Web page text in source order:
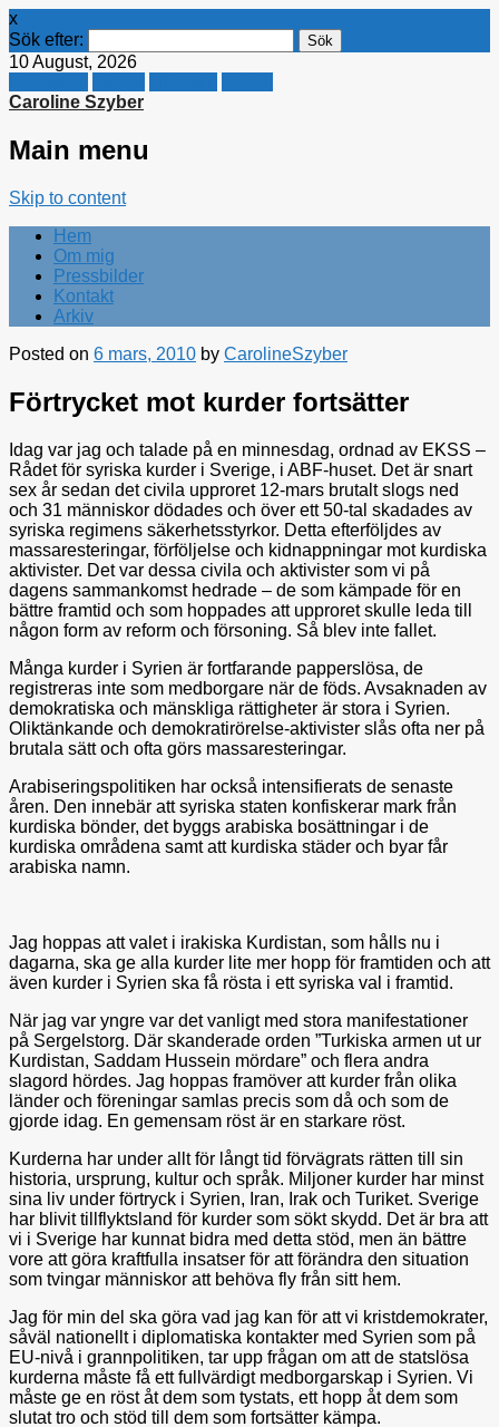
x
Sök efter:
10 August, 2026
Caroline Szyber
Main menu
Skip to content
Hem
Om mig
Pressbilder
Kontakt
Arkiv
Posted on 6 mars, 2010 by CarolineSzyber
Förtrycket mot kurder fortsätter
Idag var jag och talade på en minnesdag, ordnad av EKSS –
Rådet för syriska kurder i Sverige, i ABF-huset. Det är snart
sex år sedan det civila upproret 12-mars brutalt slogs ned
och 31 människor dödades och över ett 50-tal skadades av
syriska regimens säkerhetsstyrkor. Detta efterföljdes av
massaresteringar, förföljelse och kidnappningar mot kurdiska
aktivister. Det var dessa civila och aktivister som vi på
dagens sammankomst hedrade – de som kämpade för en
bättre framtid och som hoppades att upproret skulle leda till
någon form av reform och försoning. Så blev inte fallet.
Många kurder i Syrien är fortfarande papperslösa, de
registreras inte som medborgare när de föds. Avsaknaden av
demokratiska och mänskliga rättigheter är stora i Syrien.
Oliktänkande och demokratirörelse-aktivister slås ofta ner på
brutala sätt och ofta görs massaresteringar.
Arabiseringspolitiken har också intensifierats de senaste
åren. Den innebär att syriska staten konfiskerar mark från
kurdiska bönder, det byggs arabiska bosättningar i de
kurdiska områdena samt att kurdiska städer och byar får
arabiska namn.
Jag hoppas att valet i irakiska Kurdistan, som hålls nu i
dagarna, ska ge alla kurder lite mer hopp för framtiden och att
även kurder i Syrien ska få rösta i ett syriska val i framtid.
När jag var yngre var det vanligt med stora manifestationer
på Sergelstorg. Där skanderade orden ”Turkiska armen ut ur
Kurdistan, Saddam Hussein mördare” och flera andra
slagord hördes. Jag hoppas framöver att kurder från olika
länder och föreningar samlas precis som då och som de
gjorde idag. En gemensam röst är en starkare röst.
Kurderna har under allt för långt tid förvägrats rätten till sin
historia, ursprung, kultur och språk. Miljoner kurder har minst
sina liv under förtryck i Syrien, Iran, Irak och Turiket. Sverige
har blivit tillflyktsland för kurder som sökt skydd. Det är bra att
vi i Sverige har kunnat bidra med detta stöd, men än bättre
vore att göra kraftfulla insatser för att förändra den situation
som tvingar människor att behöva fly från sitt hem.
Jag för min del ska göra vad jag kan för att vi kristdemokrater,
såväl nationellt i diplomatiska kontakter med Syrien som på
EU-nivå i grannpolitiken, tar upp frågan om att de statslösa
kurderna måste få ett fullvärdigt medborgarskap i Syrien. Vi
måste ge en röst åt dem som tystats, ett hopp åt dem som
slutat tro och stöd till dem som fortsätter kämpa.